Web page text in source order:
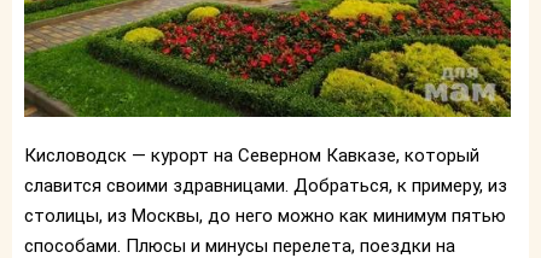
Кисловодск — курорт на Северном Кавказе, который
славится своими здравницами. Добраться, к примеру, из
столицы, из Москвы, до него можно как минимум пятью
способами. Плюсы и минусы перелета, поездки на